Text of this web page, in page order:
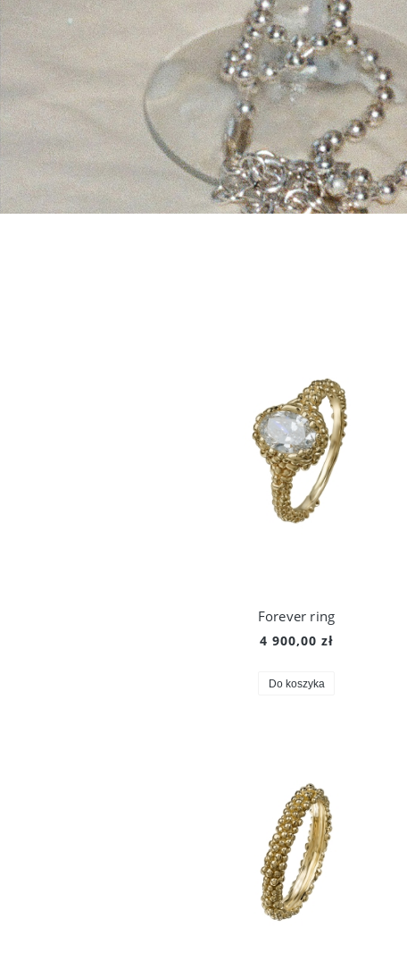
Forever ring
4 900,00 zł
Do koszyka